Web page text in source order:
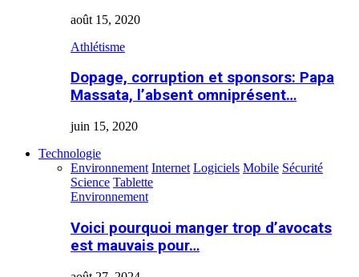
août 15, 2020
Athlétisme
Dopage, corruption et sponsors: Papa
Massata, l’absent omniprésent…
juin 15, 2020
Technologie
Environnement Internet Logiciels Mobile Sécurité
Science Tablette
Environnement
Voici pourquoi manger trop d’avocats
est mauvais pour…